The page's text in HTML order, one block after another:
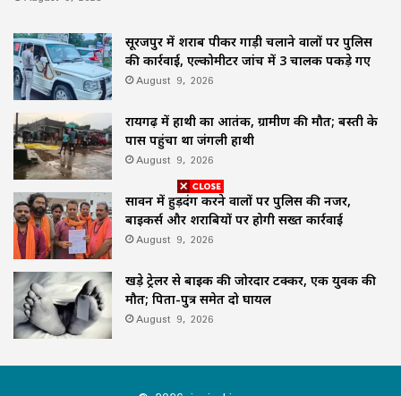
सूरजपुर में शराब पीकर गाड़ी चलाने वालों पर पुलिस
की कार्रवाई, एल्कोमीटर जांच में 3 चालक पकड़े गए
August 9, 2026
रायगढ़ में हाथी का आतंक, ग्रामीण की मौत; बस्ती के
पास पहुंचा था जंगली हाथी
August 9, 2026
सावन में हुड़दंग करने वालों पर पुलिस की नजर,
बाइकर्स और शराबियों पर होगी सख्त कार्रवाई
August 9, 2026
खड़े ट्रेलर से बाइक की जोरदार टक्कर, एक युवक की
मौत; पिता-पुत्र समेत दो घायल
August 9, 2026